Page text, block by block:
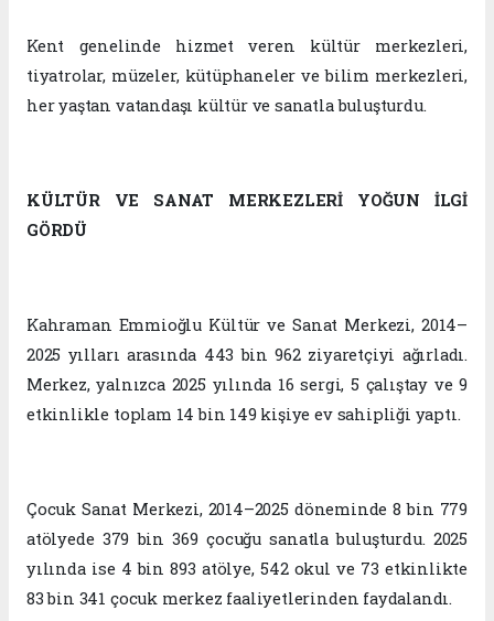
Kent genelinde hizmet veren kültür merkezleri,
tiyatrolar, müzeler, kütüphaneler ve bilim merkezleri,
her yaştan vatandaşı kültür ve sanatla buluşturdu.
KÜLTÜR VE SANAT MERKEZLERİ YOĞUN İLGİ
GÖRDÜ
Kahraman Emmioğlu Kültür ve Sanat Merkezi, 2014–
2025 yılları arasında 443 bin 962 ziyaretçiyi ağırladı.
Merkez, yalnızca 2025 yılında 16 sergi, 5 çalıştay ve 9
etkinlikle toplam 14 bin 149 kişiye ev sahipliği yaptı.
Çocuk Sanat Merkezi, 2014–2025 döneminde 8 bin 779
atölyede 379 bin 369 çocuğu sanatla buluşturdu. 2025
yılında ise 4 bin 893 atölye, 542 okul ve 73 etkinlikte
83 bin 341 çocuk merkez faaliyetlerinden faydalandı.